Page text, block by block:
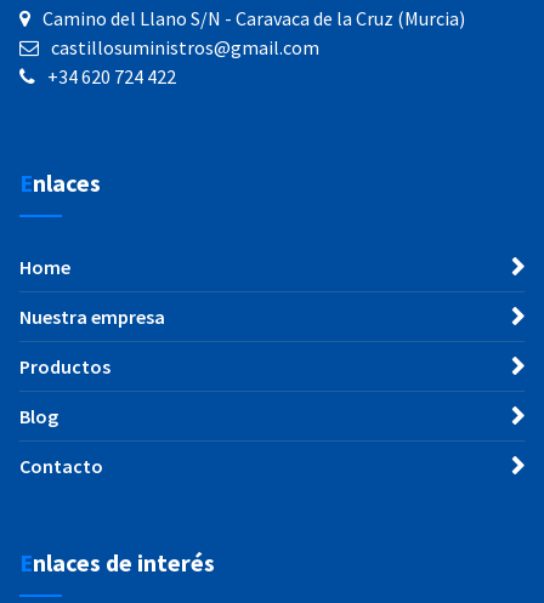
Camino del Llano S/N - Caravaca de la Cruz (Murcia)
castillosuministros@gmail.com
+34 620 724 422
Enlaces
Home
Nuestra empresa
Productos
Blog
Contacto
Enlaces de interés